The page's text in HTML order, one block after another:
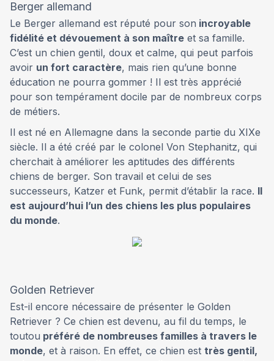
Berger allemand
Le Berger allemand est réputé pour son incroyable
fidélité et dévouement à son maître et sa famille.
C’est un chien gentil, doux et calme, qui peut parfois
avoir un fort caractère, mais rien qu’une bonne
éducation ne pourra gommer ! Il est très apprécié
pour son tempérament docile par de nombreux corps
de métiers.
Il est né en Allemagne dans la seconde partie du XIXe
siècle. Il a été créé par le colonel Von Stephanitz, qui
cherchait à améliorer les aptitudes des différents
chiens de berger. Son travail et celui de ses
successeurs, Katzer et Funk, permit d’établir la race. Il
est aujourd’hui l’un des chiens les plus populaires
du monde.
Golden Retriever
Est-il encore nécessaire de présenter le Golden
Retriever ? Ce chien est devenu, au fil du temps, le
toutou préféré de nombreuses familles à travers le
monde, et à raison. En effet, ce chien est très gentil,